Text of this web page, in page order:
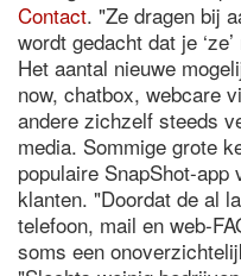
Contact. "Ze dragen bij
wordt gedacht dat je
Het aantal nieuwe
now, chatbox, webcare
andere zichzelf steeds
media. Sommige grote
populaire SnapShot-
klanten. "Doordat de al
telefoon, mail en web-
soms een